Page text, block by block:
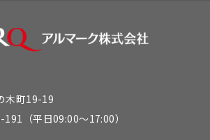
木町19-19
191 （平日09:00～17:00）